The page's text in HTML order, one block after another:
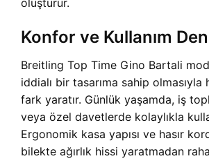
oluşturur.
Konfor ve Kullanım
Breitling Top Time Gino Bartali
iddialı bir tasarıma sahip
fark yaratır. Günlük yaşamda, iş
veya özel davetlerde kolaylıkla
Ergonomik kasa yapısı ve hasır
bilekte ağırlık hissi yaratmadan